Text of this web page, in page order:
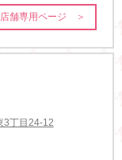
店舗専用ページ ＞
3丁目24-12